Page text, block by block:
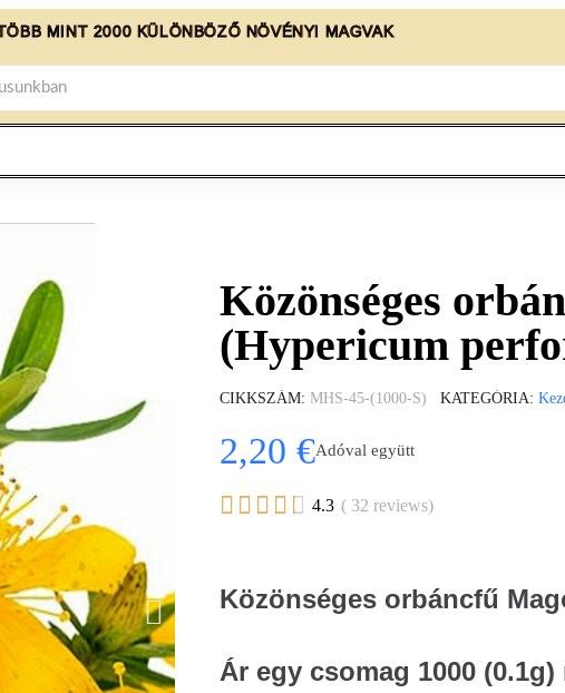
MINT 2000 KÜLÖNBÖZŐ NÖVÉNYI MAGVAK
Közönséges
(Hypericum
CIKKSZÁM MHS-45-(1000-S) KATEGÓRIA
2,20 €Adóval együtt
     4.3 ( 32 reviews)
Közönséges orbáncfű
Ár egy csomag 1000 (0.1g)